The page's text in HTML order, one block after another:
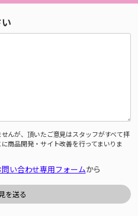
んが、頂いたご意見はスタッフがすべて拝
商品開発・サイト改善を行ってまいりま
問い合わせ専用フォームから